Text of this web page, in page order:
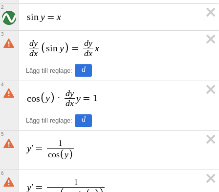
sin y = x
2
dy
dx
sin y =
dy
dx
x
Lägg till reglage: d
3
cos y ·
dy
dx
y = 1
Lägg till reglage: d
4
y′ =
1
cos y
5
y′ =
1
6